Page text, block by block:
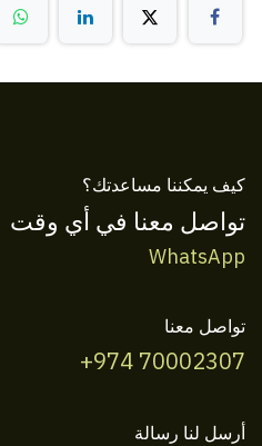
كيف يمكننا مساعدتك؟
تواصل معنا في أي وقت
WhatsApp
تواصل معنا
+974 70002307
أرسل لنا رسالة